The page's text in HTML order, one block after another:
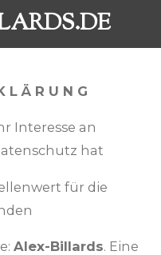
L Ä R U N G
Interesse an
hat
für die
Alex-Billards. Eine